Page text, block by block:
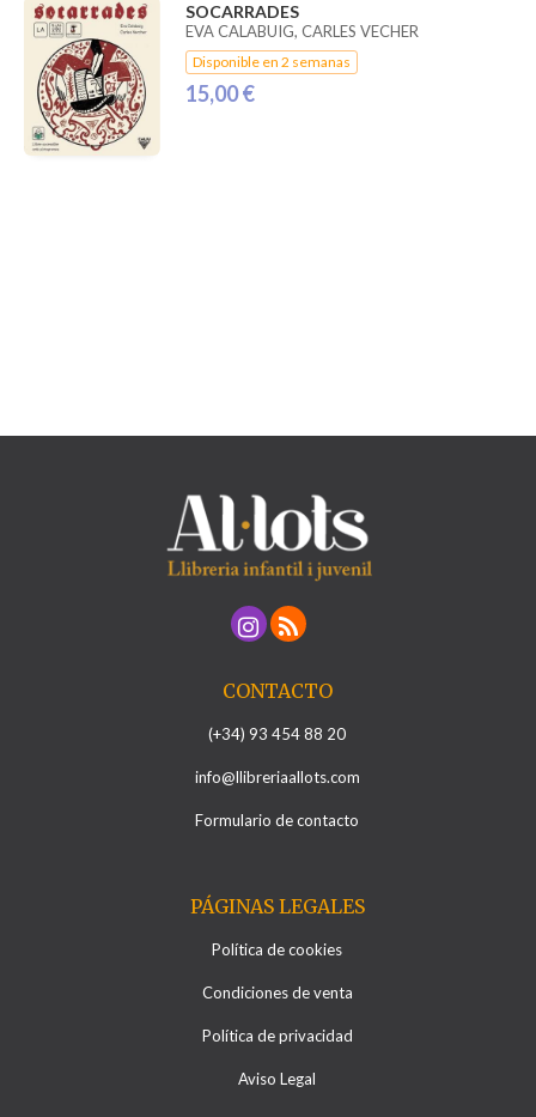
SOCARRADES
EVA CALABUIG, CARLES VECHER
Disponible en 2 semanas
15,00 €
CONTACTO
(+34) 93 454 88 20
info@llibreriaallots.com
Formulario de contacto
PÁGINAS LEGALES
Política de cookies
Condiciones de venta
Política de privacidad
Aviso Legal